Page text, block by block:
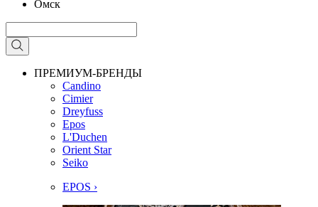
Омск
ПРЕМИУМ-БРЕНДЫ
Candino
Cimier
Dreyfuss
Epos
L'Duchen
Orient Star
Seiko
EPOS ›